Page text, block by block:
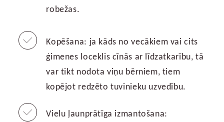
robežas.
Kopēšana: ja kāds no vecākiem vai cits
ģimenes loceklis cīnās ar līdzatkarību, tā
var tikt nodota viņu bērniem, tiem
kopējot redzēto tuvinieku uzvedību.
Vielu ļaunprātīga izmantošana: